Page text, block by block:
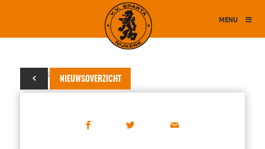
MENU
NIEUWSOVERZICHT
20 januari 2025